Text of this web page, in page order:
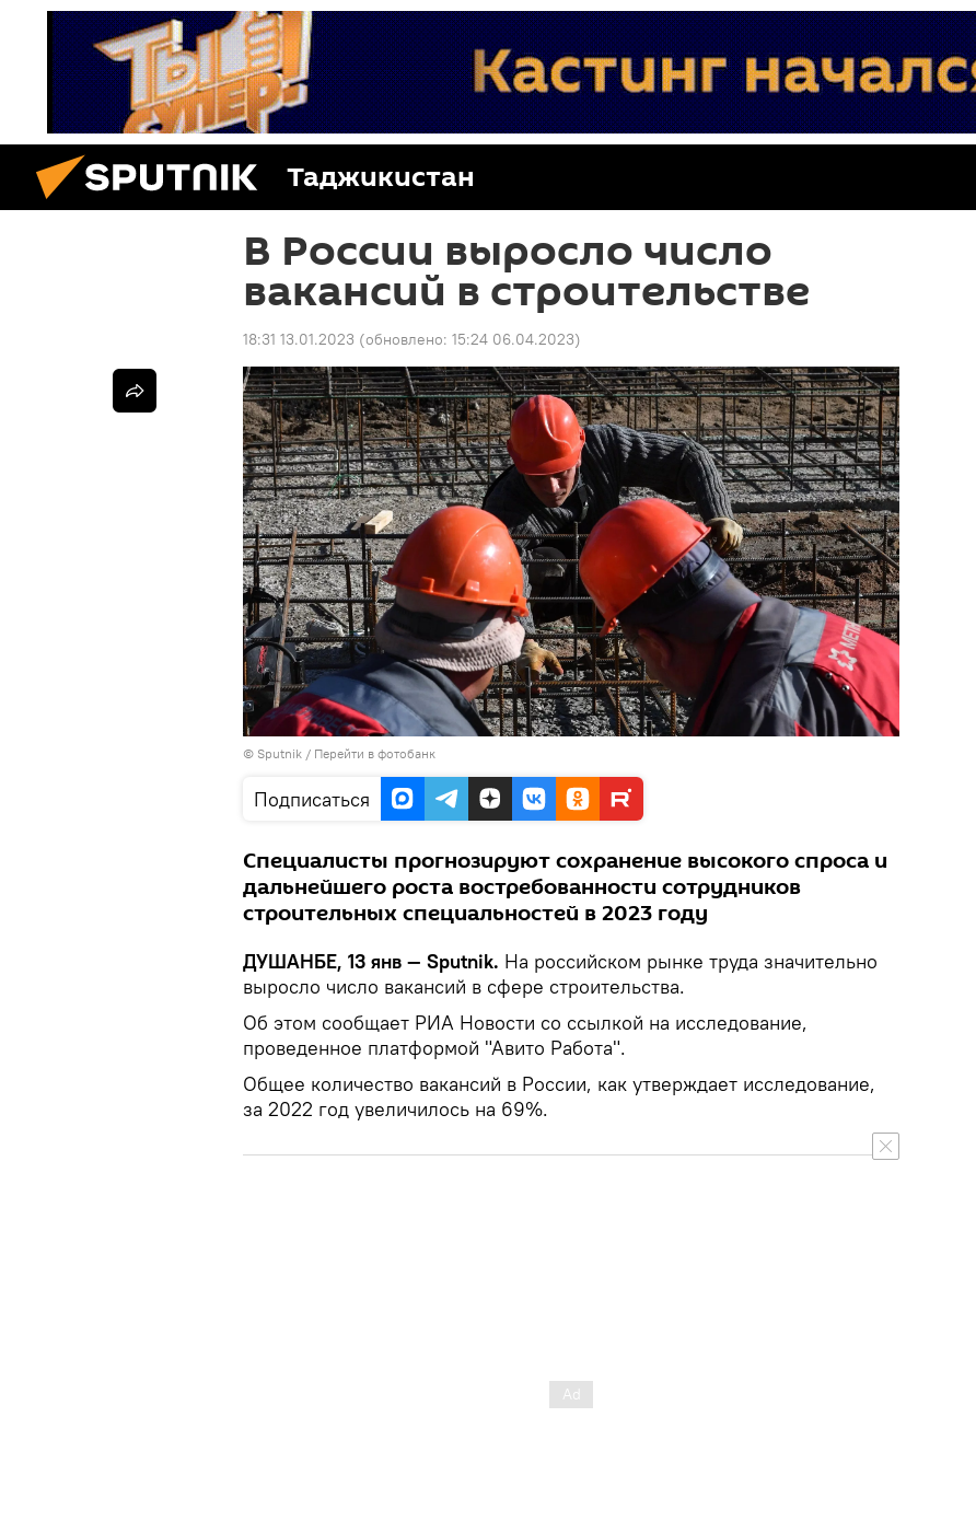
Таджикистан
В России выросло число
вакансий в строительстве
18:31 13.01.2023 (обновлено: 15:24 06.04.2023)
© Sputnik / Перейти в фотобанк
Подписаться
Специалисты прогнозируют сохранение высокого спроса и
дальнейшего роста востребованности сотрудников
строительных специальностей в 2023 году
ДУШАНБЕ, 13 янв — Sputnik. На российском рынке труда значительно
выросло число вакансий в сфере строительства.
Об этом сообщает РИА Новости со ссылкой на исследование,
проведенное платформой "Авито Работа".
Общее количество вакансий в России, как утверждает исследование,
за 2022 год увеличилось на 69%.